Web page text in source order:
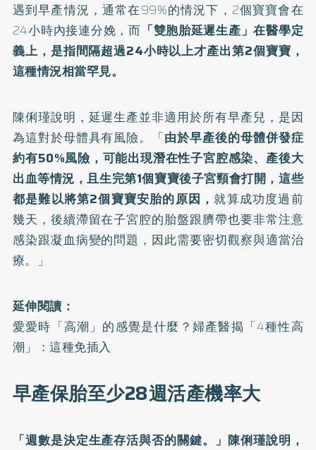
遇到早產情況，通常在99%的情況下，2個寶寶會在
24小時內接連分娩，而 「雙胞胎延遲生產」在醫學定
義上，是指間隔超過24小時以上才產出第2個寶寶，
這種情況相當罕見。
陳俐瑾說明，延遲生產並非適用於所有早產兒，是因
為這對於母體具有風險。「由於早產後的母體併發症
約有50%風險，可能出現潛在性子宮腔感染、產後大
出血等情況，且生完第1個寶寶後子宮頸會打開，這些
都是難以將第2個寶寶安胎的原因，就算成功度過前
幾天，後續滯留在子宮腔的胎盤跟臍帶也要非常注意
感染跟凝血病變的問題，因此需要密切觀察與適當治
療。」
延伸閱讀：
愛愛時「高潮」的感覺是什麼？婦產醫揭「4種性高
潮」：這種免插入
早產保胎至少28週活產機率大
「週數是決定生產存活與否的關鍵。」陳俐瑾說明，